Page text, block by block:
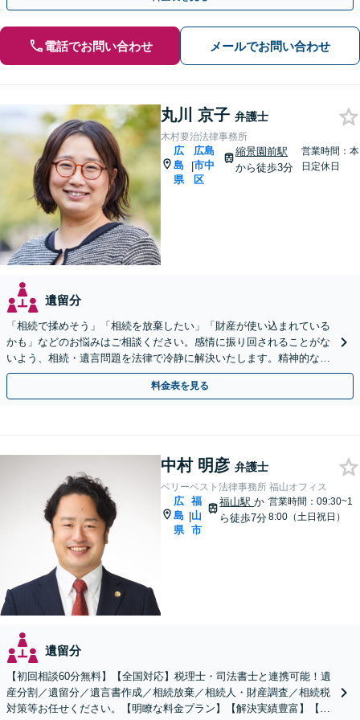
電話でお問い合わせ メールでお問い合わせ
丸川 京子 弁護士
木村要治法律事務所
広
島
県
|
広島
市中
区
縮景園前駅
から徒歩3分
営業時間：本
日定休日
遺留分
「相続で揉めそう」「相続を放棄したい」「財産が使い込まれている
かも」などのお悩みはご相談ください。感情に振り回されることがな
いよう、相続・遺言問題を法律で冷静に解決いたします。精神的な負
担を軽減し、不利にならない主張をサポートいたします。
料金表を見る
中村 明彦 弁護士
ベリーベスト法律事務所 福山オフィス
広
島
県
|
福
山
市
福山駅か
ら徒歩7分
営業時間：09:30~1
8:00（土日祝日）
遺留分
【初回相談60分無料】【全国対応】税理士・司法書士と連携可能！遺
産分割／遺留分／遺言書作成／相続放棄／相続人・財産調査／相続税
対策等お任せください。【明瞭な料金プラン】【解決実績豊富】【電